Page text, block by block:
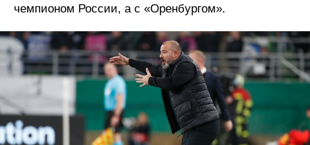
чемпионом России, а с «Оренбургом».